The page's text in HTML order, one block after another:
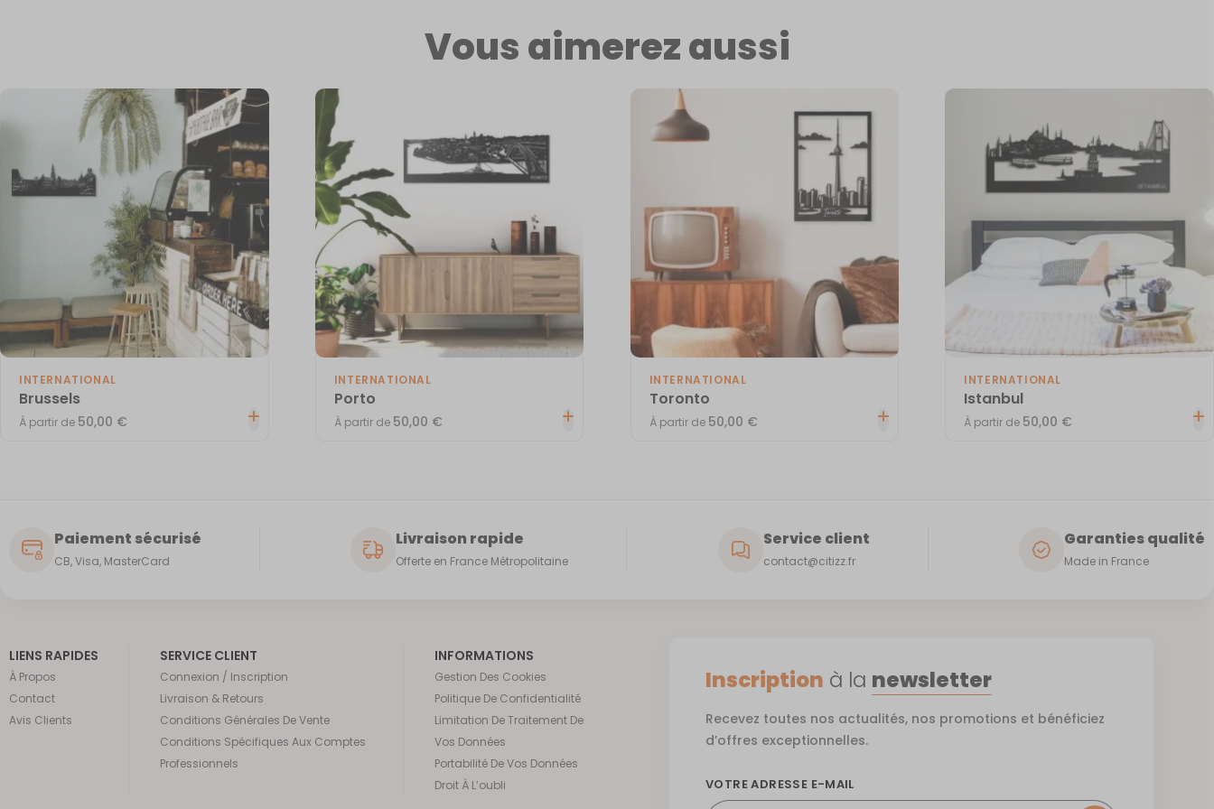
Vous aimerez aussi
INTERNATIONAL
Brussels
À partir de 50,00 €
INTERNATIONAL
Porto
À partir de 50,00 €
INTERNATIONAL
Toronto
À partir de 50,00 €
INTERNATIONAL
Istanbul
À partir de 50,00 €
Paiement sécurisé
CB, Visa, MasterCard
Livraison rapide
Offerte en France Métropolitaine
Service client
contact@citizz.fr
Garanties qualité
Made in France
LIENS RAPIDES
À Propos
Contact
Avis Clients
SERVICE CLIENT
Connexion / Inscription
Livraison & Retours
Conditions Générales De Vente
Conditions Spécifiques Aux Comptes
Professionnels
INFORMATIONS
Gestion Des Cookies
Politique De Confidentialité
Limitation De Traitement De
Vos Données
Portabilité De Vos Données
Droit À L’oubli
Inscription à la newsletter
Recevez toutes nos actualités, nos promotions et bénéficiez
d’offres exceptionnelles.
VOTRE ADRESSE E-MAIL